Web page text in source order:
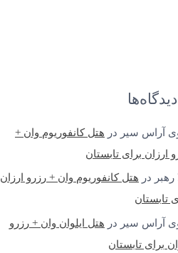
آراس سیر در هتل کانفوریوم وان +
ارزان برای تابستان
رهبر در هتل کانفوریوم وان + رزرو ارزان
تابستان
آراس سیر در هتل ایلوان وان + رزرو
برای تابستان